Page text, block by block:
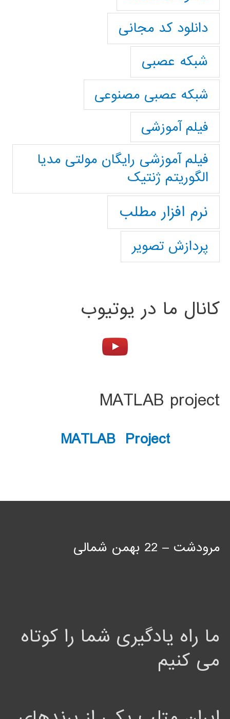
دانلود کد مجانی
شبکه عصبی
شبکه عصبی مصنوعی
فیلم آموزشی
فیلم آموزشی رایگان مولتی مدیا
الگوریتم ژنتیک
نرم افزار مطلب
پردازش تصویر
کانال ما در یوتیوب
MATLAB project
MATLAB Project
مرودشت – 22 بهمن شمالی
ما راه یادگیری شما را کوتاه
می کنیم